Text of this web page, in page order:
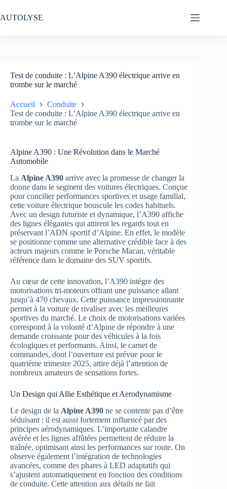
au
contenu
AUTOLYSE
Test de conduite : L’Alpine A390 électrique arrive en
trombe sur le marché
Accueil
Conduite
Test de conduite : L’Alpine A390 électrique arrive en
trombe sur le marché
Alpine A390 : Une Révolution dans le Marché
Automobile
La Alpine A390 arrive avec la promesse de changer la
donne dans le segment des voitures électriques. Conçue
pour concilier performances sportives et usage familial,
cette voiture électrique bouscule les codes habituels.
Avec un design futuriste et dynamique, l’A390 affiche
des lignes élégantes qui attirent les regards tout en
préservant l’ADN sportif d’Alpine. En effet, le modèle
se positionne comme une alternative crédible face à des
acteurs majeurs comme le Porsche Macan, véritable
référence dans le domaine des SUV sportifs.
Au cœur de cette innovation, l’A390 intègre des
motorisations tri-moteurs offrant une puissance allant
jusqu’à 470 chevaux. Cette puissance impressionnante
permet à la voiture de rivaliser avec les meilleures
sportives du marché. Le choix de motorisations variées
correspond à la volonté d’Alpine de répondre à une
demande croissante pour des véhicules à la fois
écologiques et performants. Ainsi, le carnet de
commandes, dont l’ouverture est prévue pour le
quatrième trimestre 2025, attire déjà l’attention de
nombreux amateurs de sensations fortes.
Un Design qui Allie Esthétique et Aerodynamisme
Le design de la Alpine A390 ne se contente pas d’être
séduisant ; il est aussi fortement influencé par des
principes aérodynamiques. L’importante calandre
avérée et les lignes affûtées permettent de réduire la
traînée, optimisant ainsi les performances sur route. On
observe également l’intégration de technologies
avancées, comme des phares à LED adaptatifs qui
s’ajustent automatiquement en fonction des conditions
de conduite. Cette attention aux détails ne fait